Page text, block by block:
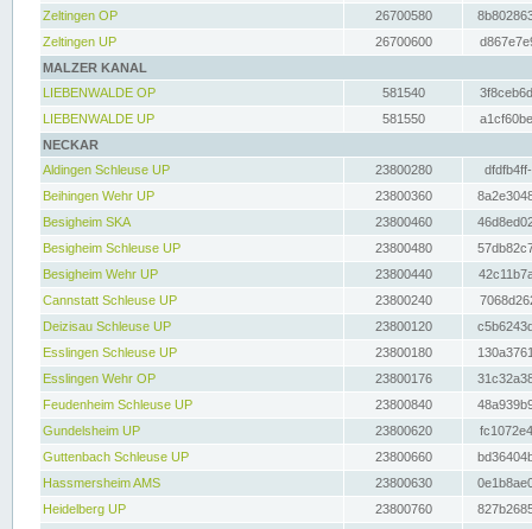
Zeltingen OP
26700580
Zeltingen UP
26700600
MALZER KANAL
LIEBENWALDE OP
581540
LIEBENWALDE UP
581550
NECKAR
Aldingen Schleuse UP
23800280
Beihingen Wehr UP
23800360
Besigheim SKA
23800460
Besigheim Schleuse UP
23800480
Besigheim Wehr UP
23800440
Cannstatt Schleuse UP
23800240
Deizisau Schleuse UP
23800120
Esslingen Schleuse UP
23800180
Esslingen Wehr OP
23800176
Feudenheim Schleuse UP
23800840
Gundelsheim UP
23800620
Guttenbach Schleuse UP
23800660
Hassmersheim AMS
23800630
Heidelberg UP
23800760